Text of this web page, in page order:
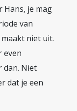
Hans, je mag
van
maakt niet uit.
even
dan. Niet
dat je een